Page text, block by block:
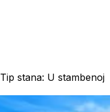
Tip stana: U stambenoj